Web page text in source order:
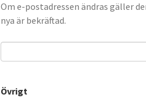
Om e-postadressen ändras gäller
nya är bekräftad.
Övrigt